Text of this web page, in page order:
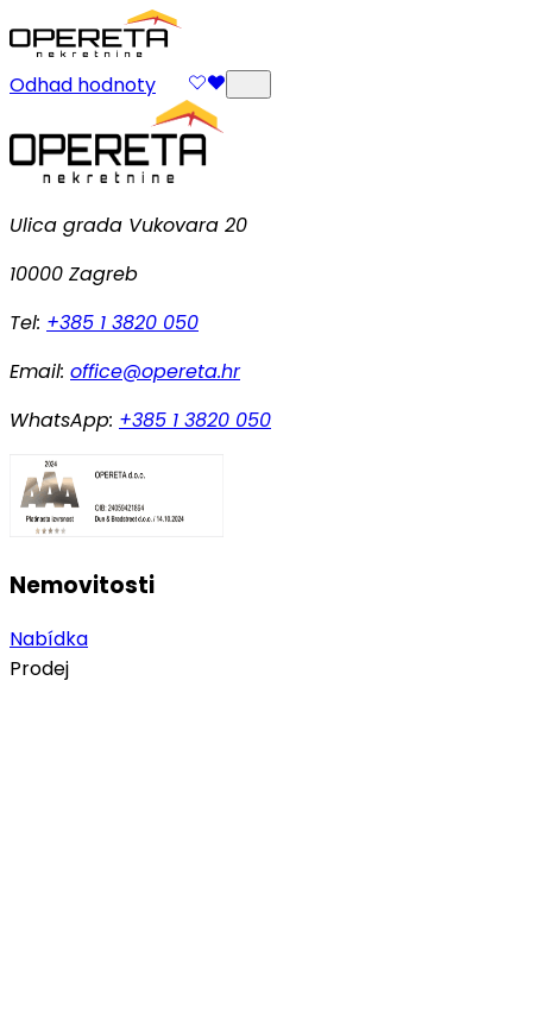
Odhad hodnoty
Ulica grada Vukovara 20
10000 Zagreb
Tel: +385 1 3820 050
Email: office@opereta.hr
WhatsApp: +385 1 3820 050
Nemovitosti
Nabídka
Prodej